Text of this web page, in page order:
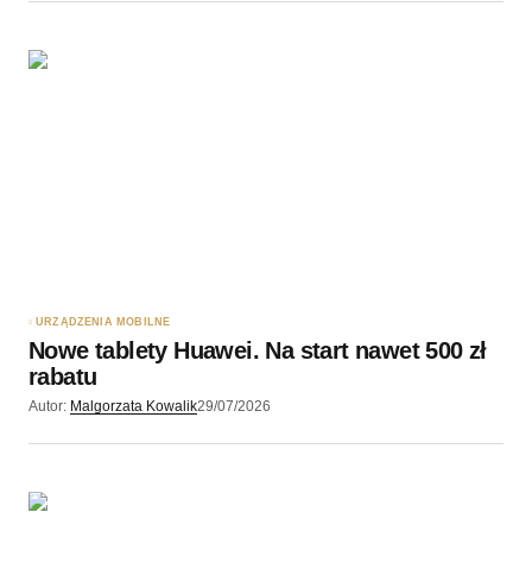
URZĄDZENIA MOBILNE
Nowe tablety Huawei. Na start nawet 500 zł
rabatu
Autor: Malgorzata Kowalik29/07/2026